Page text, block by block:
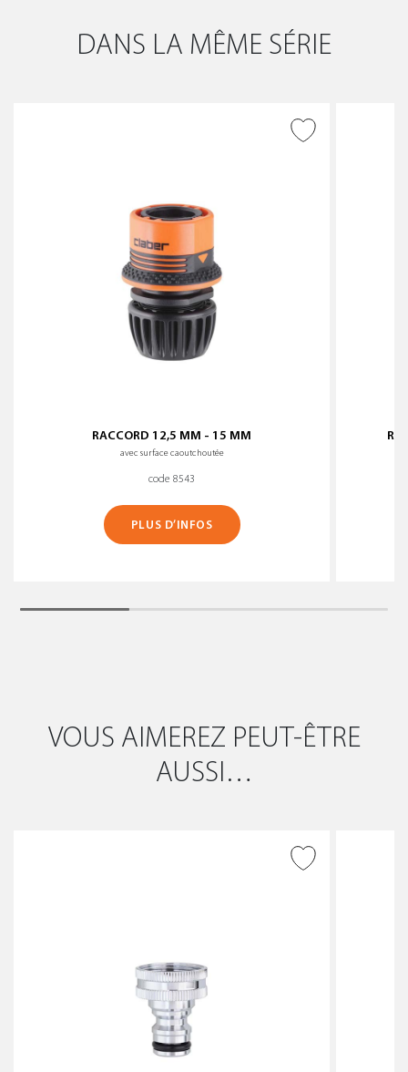
DANS LA MÊME SÉRIE
RACCORD 12,5 MM - 15 MM
avec surface caoutchoutée
code 8543
PLUS D’INFOS
VOUS AIMEREZ PEUT-ÊTRE
AUSSI…